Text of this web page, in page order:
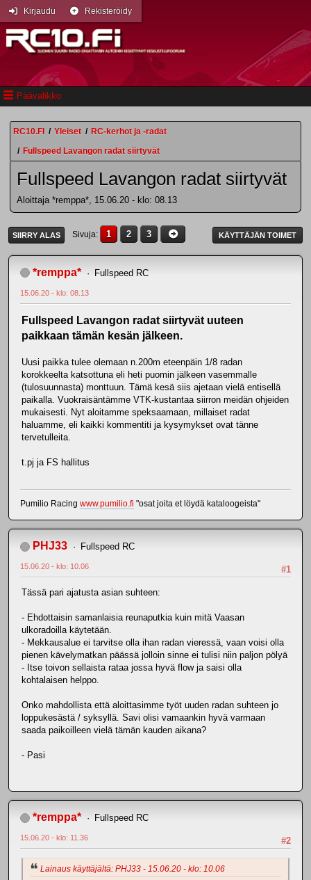
Päävalikko
Kirjaudu Rekisteröidy
RC10.FI / Yleiset / RC-kerhot ja -radat
/ Fullspeed Lavangon radat siirtyvät
Fullspeed Lavangon radat siirtyvät
Aloittaja *remppa*, 15.06.20 - klo: 08.13
SIIRRY ALAS Sivuja 1 2 3 KÄYTTÄJÄN TOIMET
*remppa* Fullspeed RC
15.06.20 - klo: 08.13
Fullspeed Lavangon radat siirtyvät uuteen
paikkaan tämän kesän jälkeen.
Uusi paikka tulee olemaan n.200m eteenpäin 1/8 radan
korokkeelta katsottuna eli heti puomin jälkeen vasemmalle
(tulosuunnasta) monttuun. Tämä kesä siis ajetaan vielä entisellä
paikalla. Vuokraisäntämme VTK-kustantaa siirron meidän ohjeiden
mukaisesti. Nyt aloitamme speksaamaan, millaiset radat
haluamme, eli kaikki kommentiti ja kysymykset ovat tänne
tervetulleita.
t.pj ja FS hallitus
Pumilio Racing www.pumilio.fi "osat joita et löydä kataloogeista"
PHJ33 Fullspeed RC
#1
15.06.20 - klo: 10.06
Tässä pari ajatusta asian suhteen:
- Ehdottaisin samanlaisia reunaputkia kuin mitä Vaasan
ulkoradoilla käytetään.
- Mekkausalue ei tarvitse olla ihan radan vieressä, vaan voisi olla
pienen kävelymatkan päässä jolloin sinne ei tulisi niin paljon pölyä
- Itse toivon sellaista rataa jossa hyvä flow ja saisi olla
kohtalaisen helppo.
Onko mahdollista että aloittasimme työt uuden radan suhteen jo
loppukesästä / syksyllä. Savi olisi vamaankin hyvä varmaan
saada paikoilleen vielä tämän kauden aikana?
- Pasi
*remppa* Fullspeed RC
#2
15.06.20 - klo: 11.36
Lainaus käyttäjältä: PHJ33 - 15.06.20 - klo: 10.06